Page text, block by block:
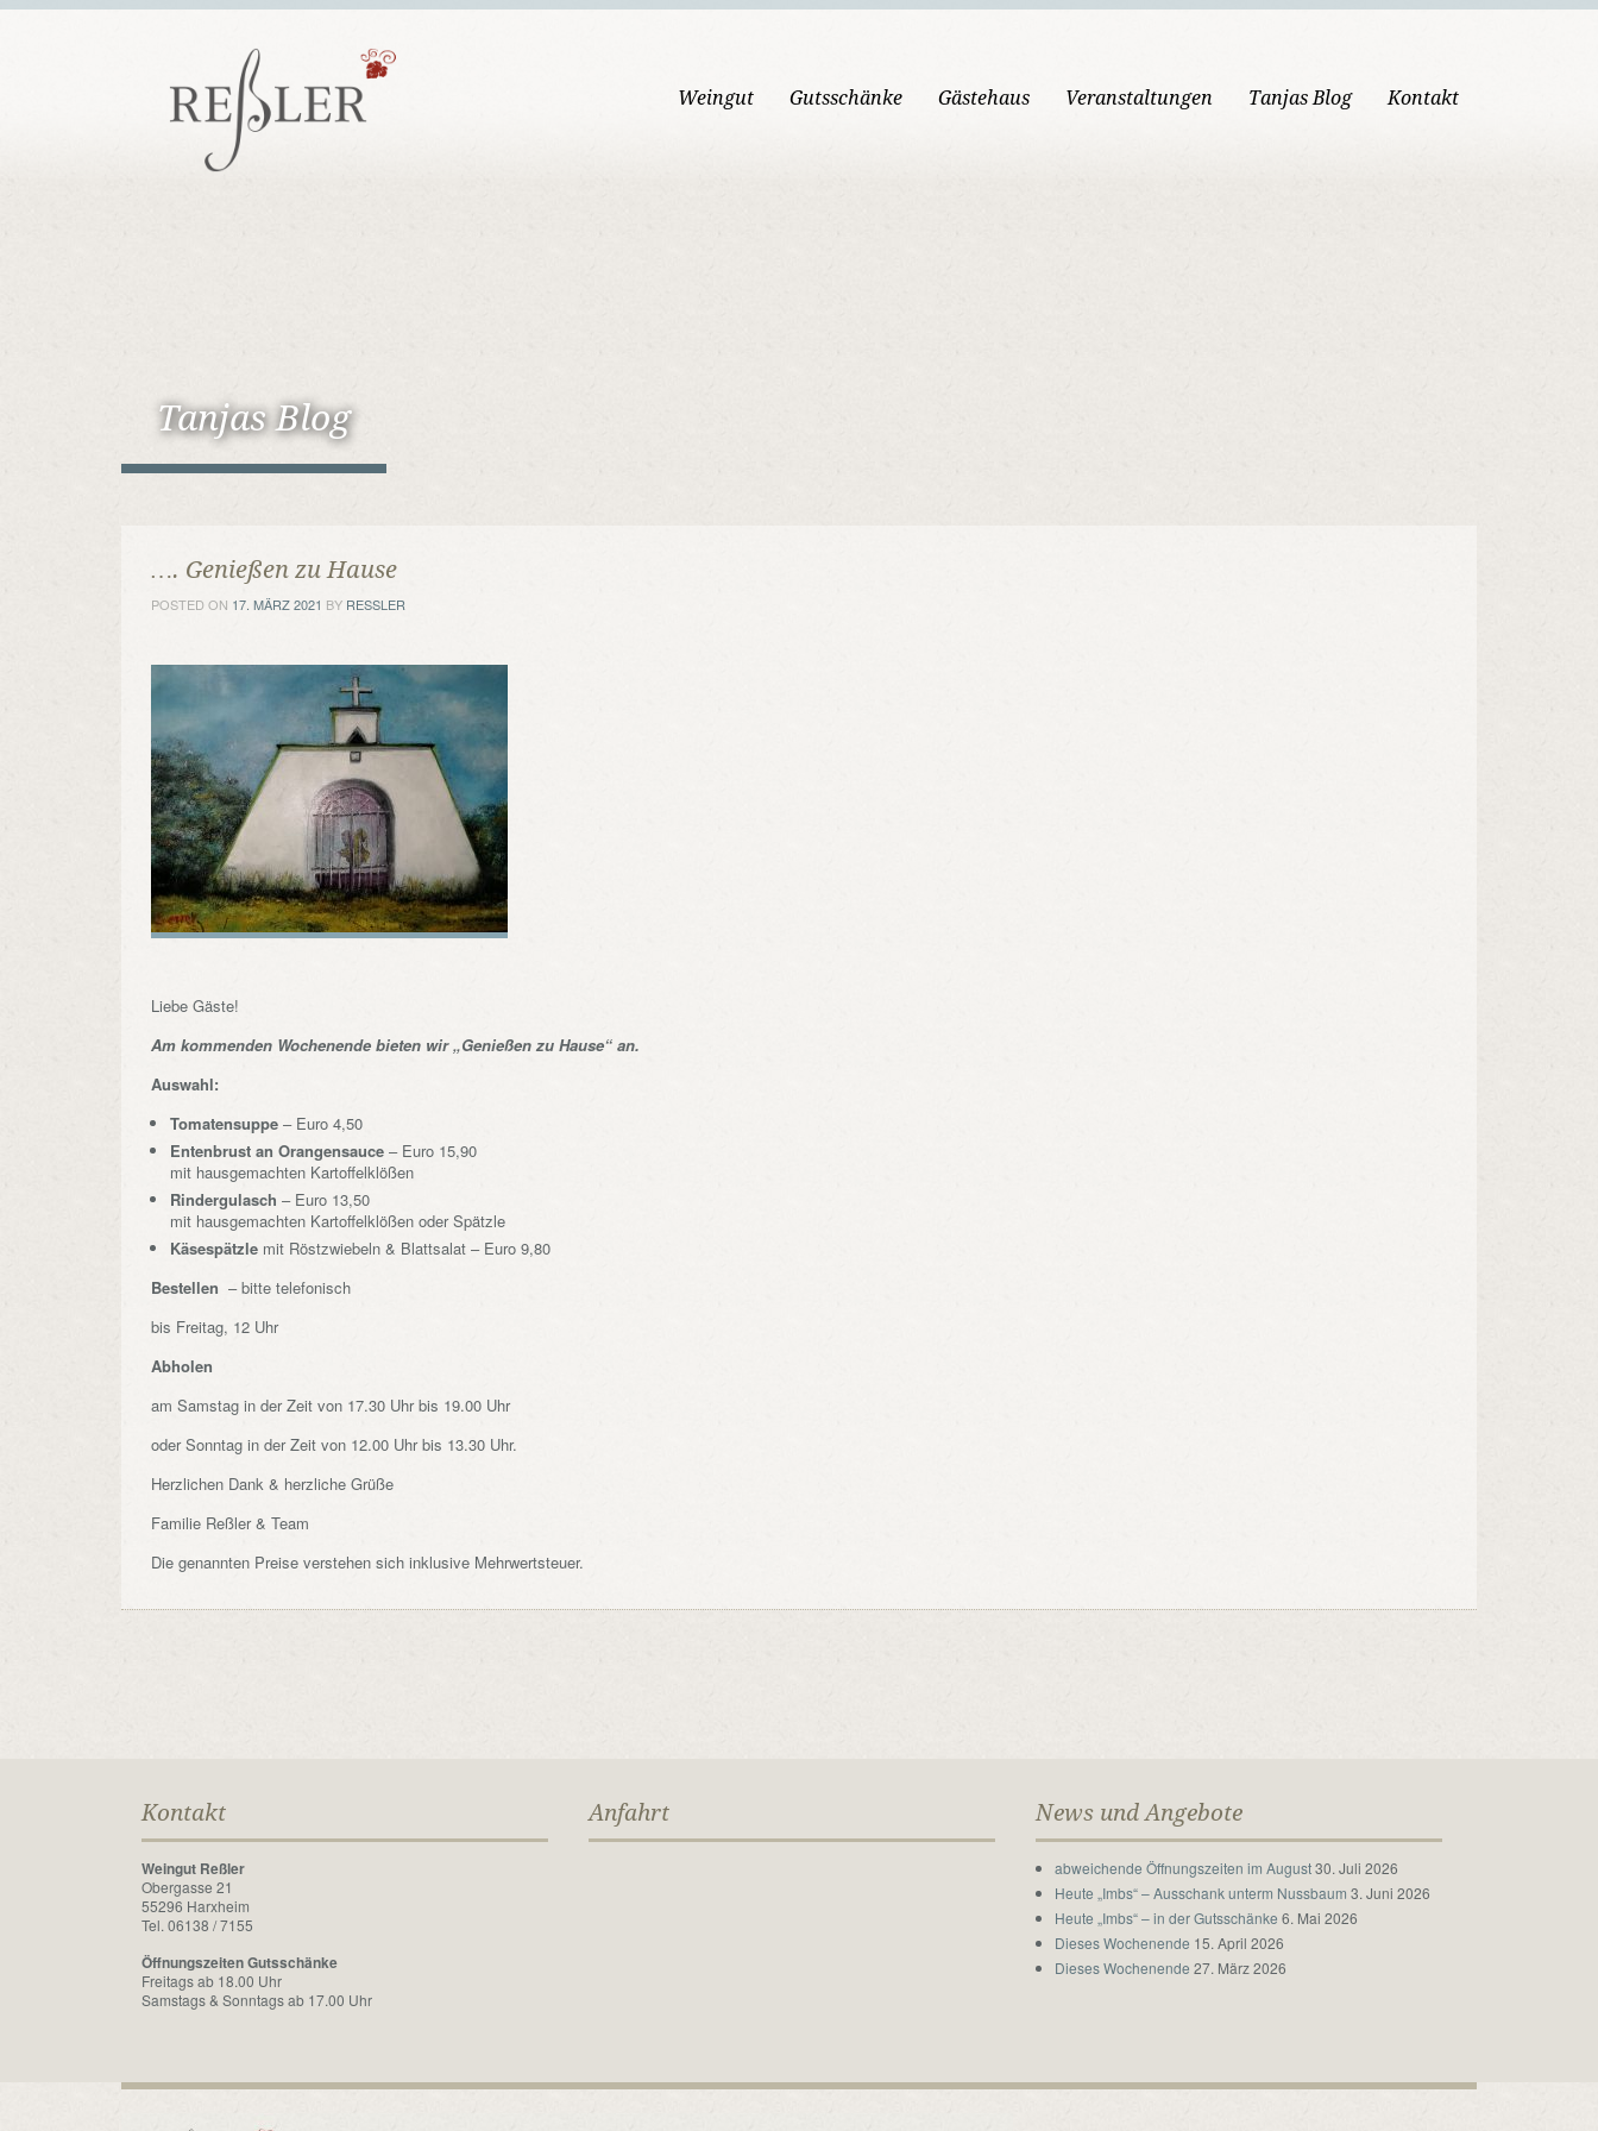
Weingut Gutsschänke Gästehaus Veranstaltungen Tanjas Blog Kontakt
Tanjas Blog
…. Genießen zu Hause
POSTED ON 17. MÄRZ 2021 BY RESSLER
Liebe Gäste!
Am kommenden Wochenende bieten wir „Genießen zu Hause“ an.
Auswahl:
Tomatensuppe – Euro 4,50
Entenbrust an Orangensauce – Euro 15,90
mit hausgemachten Kartoffelklößen
Rindergulasch – Euro 13,50
mit hausgemachten Kartoffelklößen oder Spätzle
Käsespätzle mit Röstzwiebeln & Blattsalat – Euro 9,80
Bestellen – bitte telefonisch
bis Freitag, 12 Uhr
Abholen
am Samstag in der Zeit von 17.30 Uhr bis 19.00 Uhr
oder Sonntag in der Zeit von 12.00 Uhr bis 13.30 Uhr.
Herzlichen Dank & herzliche Grüße
Familie Reßler & Team
Die genannten Preise verstehen sich inklusive Mehrwertsteuer.
Kontakt
Weingut Reßler
Obergasse 21
55296 Harxheim
Tel. 06138 / 7155
Öffnungszeiten Gutsschänke
Freitags ab 18.00 Uhr
Samstags & Sonntags ab 17.00 Uhr
Anfahrt News und Angebote
abweichende Öffnungszeiten im August 30. Juli 2026
Heute „Imbs“ – Ausschank unterm Nussbaum 3. Juni 2026
Heute „Imbs“ – in der Gutsschänke 6. Mai 2026
Dieses Wochenende 15. April 2026
Dieses Wochenende 27. März 2026